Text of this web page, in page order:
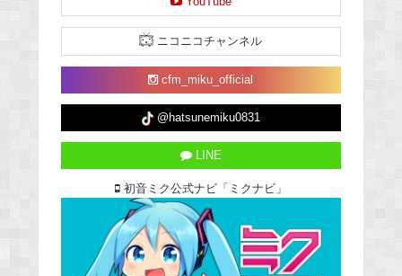
ニコニコチャンネル
cfm_miku_official
@hatsunemiku0831
LINE
初音ミク公式ナビ「ミクナビ」